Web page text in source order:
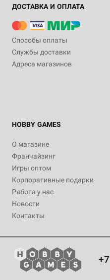
ДОСТАВКА И ОПЛАТА
Способы оплаты
Службы доставки
Адреса магазинов
HOBBY GAMES
О магазине
Франчайзинг
Игры оптом
Корпоративные подарки
Работа у нас
Новости
Контакты